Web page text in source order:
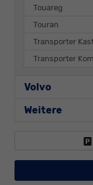
Touareg
Touran
Transporter
Transporter
Volvo
Weitere